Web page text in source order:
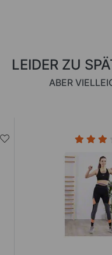
LEIDER ZU
ABER